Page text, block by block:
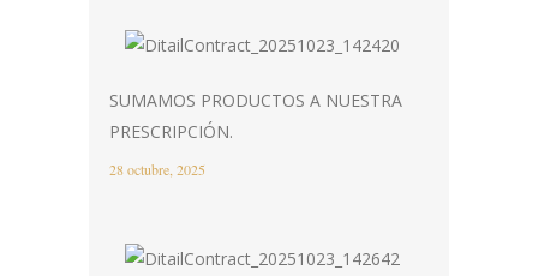
SUMAMOS PRODUCTOS A NUESTRA
PRESCRIPCIÓN.
28 octubre, 2025